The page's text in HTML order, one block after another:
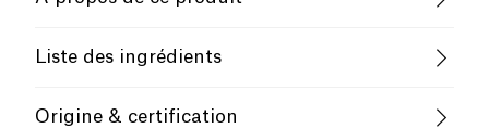
Vegan Sans lactose (ingrédients)
Liste des ingrédients
bergamote*, orange amère*, plantes aromatiques*,
Origine & certification